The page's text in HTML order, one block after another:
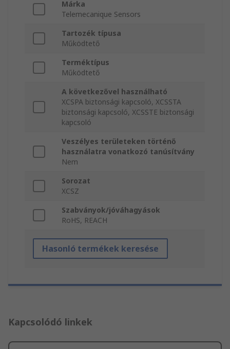
Márka
Telemecanique Sensors
Tartozék típusa
Működtető
Terméktípus
Működtető
A következővel használható
XCSPA biztonsági kapcsoló, XCSSTA
biztonsági kapcsoló, XCSSTE biztonsági
kapcsoló
Veszélyes területeken történő
használatra vonatkozó tanúsítvány
Nem
Sorozat
XCSZ
Szabványok/jóváhagyások
RoHS, REACH
Hasonló termékek keresése
Kapcsolódó linkek